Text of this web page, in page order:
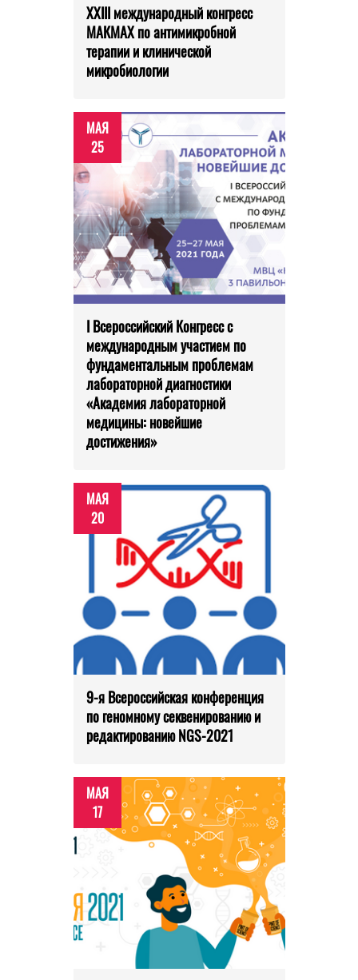
XXIII международный конгресс
МАКМАХ по антимикробной
терапии и клинической
микробиологии
МАЯ
25
I Всероссийский Конгресс с
международным участием по
фундаментальным проблемам
лабораторной диагностики
«Академия лабораторной
медицины: новейшие
достижения»
МАЯ
20
9-я Всероссийская конференция
по геномному секвенированию и
редактированию NGS-2021
МАЯ
17